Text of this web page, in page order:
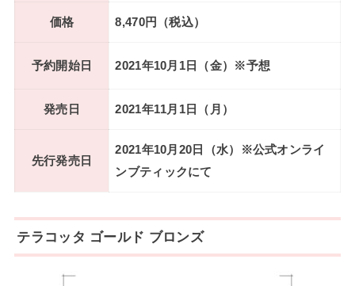
価格 8,470円（税込）
予約開始日 2021年10月1日（金）※予想
発売日 2021年11月1日（月）
先行発売日
2021年10月20日（水）※公式オンライ
ンブティックにて
テラコッタ ゴールド ブロンズ